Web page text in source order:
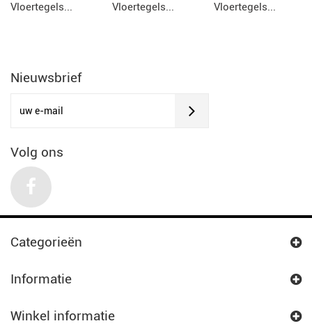
Vloertegels... Vloertegels... Vloertegels...
Nieuwsbrief
Volg ons
Categorieën
Informatie
Winkel informatie